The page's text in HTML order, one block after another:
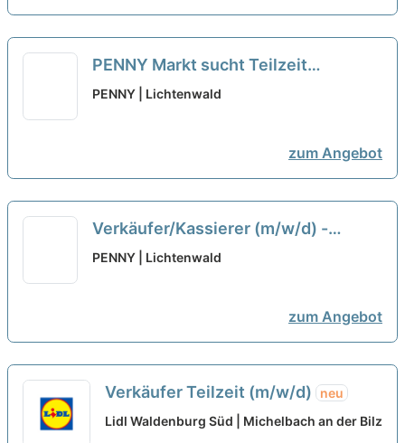
PENNY Markt sucht Teilzeit
Verkäufer/Kassierer (m/w/d)
PENNY | Lichtenwald
zum Angebot
Verkäufer/Kassierer (m/w/d) -
Teilzeit Penny Markt GmbH
PENNY | Lichtenwald
zum Angebot
Verkäufer Teilzeit (m/w/d)
neu
Lidl Waldenburg Süd | Michelbach an der Bilz